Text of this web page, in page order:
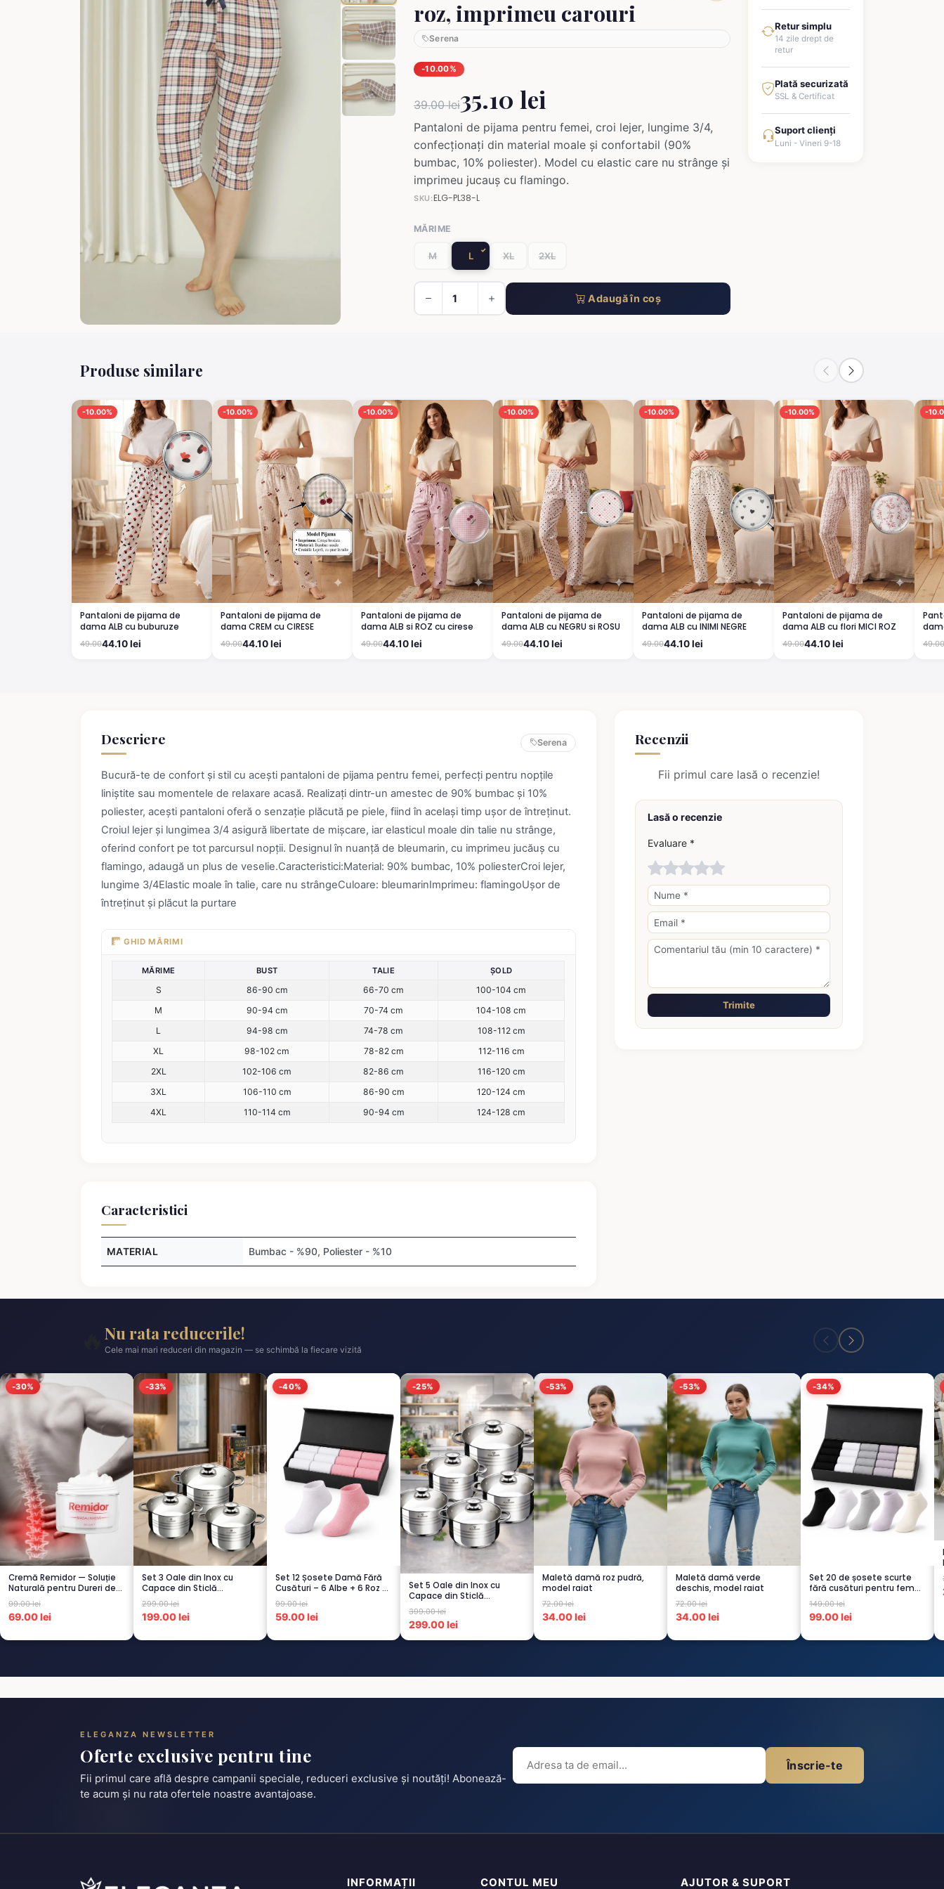
roz, imprimeu carouri
Serena
-10.00%
39.00 lei35.10 lei
Pantaloni de pijama pentru femei, croi lejer, lungime 3/4,
confecționați din material moale și confortabil (90%
bumbac, 10% poliester). Model cu elastic care nu strânge și
imprimeu jucauș cu flamingo.
SKU:ELG-PL38-L
MĂRIME
M L XL 2XL
Adaugă în coș
Retur simplu
14 zile drept de
retur
Plată securizată
SSL & Certificat
Suport clienți
Luni - Vineri 9-18
Produse similare
-10.00%
Pantaloni de pijama de
dama ALB cu buburuze
49.0044.10 lei
-10.00%
Pantaloni de pijama de
dama CREM cu CIRESE
49.0044.10 lei
-10.00%
Pantaloni de pijama de
dama ALB si ROZ cu cirese
49.0044.10 lei
-10.00%
Pantaloni de pijama de
dama ALB cu NEGRU si ROSU
49.0044.10 lei
-10.00%
Pantaloni de pijama de
dama ALB cu INIMI NEGRE
49.0044.10 lei
-10.00%
Pantaloni de pijama de
dama ALB cu flori MICI ROZ
49.0044.10 lei
-
49.00
Descriere Serena
Bucură-te de confort și stil cu acești pantaloni de pijama pentru femei, perfecți pentru nopțile
liniștite sau momentele de relaxare acasă. Realizați dintr-un amestec de 90% bumbac și 10%
poliester, acești pantaloni oferă o senzație plăcută pe piele, fiind în același timp ușor de întreținut.
Croiul lejer și lungimea 3/4 asigură libertate de mișcare, iar elasticul moale din talie nu strânge,
oferind confort pe tot parcursul nopții. Designul în nuanță de bleumarin, cu imprimeu jucăuș cu
flamingo, adaugă un plus de veselie.Caracteristici:Material: 90% bumbac, 10% poliesterCroi lejer,
lungime 3/4Elastic moale în talie, care nu strângeCuloare: bleumarinImprimeu: flamingoUșor de
întreținut și plăcut la purtare
GHID MĂRIMI
MĂRIME BUST TALIE ȘOLD
S 86-90 cm 66-70 cm
100-104 cm
M
90-94 cm 70-74 cm
104-108 cm
L
94-98 cm 74-78 cm
108-112 cm
XL
98-102 cm 78-82 cm
112-116 cm
2XL
102-106 cm 82-86 cm
116-120 cm
3XL
106-110 cm 86-90 cm
120-124 cm
4XL
110-114 cm 90-94 cm 124-128 cm
Caracteristici
MATERIAL Bumbac - %90, Poliester - %10
Recenzii
Fii primul care lasă o recenzie!
Lasă o recenzie
Evaluare *
Trimite
Nu rata reducerile!
Cele mai mari reduceri din magazin — se schimbă la fiecare vizită
-30%
Cremă Remidor — Soluție
Naturală pentru Dureri de
Spate...
99.00 lei
69.00 lei
-33%
Set 3 Oale din Inox cu
Capace din Sticlă
Termorezistent...
299.00 lei
199.00 lei
-40%
Set 12 Șosete Damă Fără
Cusături – 6 Albe + 6 Roz –
Scu...
99.00 lei
59.00 lei
-25%
Set 5 Oale din Inox cu
Capace din Sticlă
Termorezistent...
399.00 lei
299.00 lei
-53%
Maletă damă roz pudră,
model raiat
72.00 lei
34.00 lei
-53%
Maletă damă verde
deschis, model raiat
72.00 lei
34.00 lei
-34%
Set 20 de șosete scurte
fără cusături pentru femei
– 5...
149.00 lei
99.00 lei
ELEGANZA NEWSLETTER
Oferte exclusive pentru tine
Fii primul care află despre campanii speciale, reduceri exclusive și noutăți! Abonează-
te acum și nu rata ofertele noastre avantajoase.
Înscrie-te
INFORMAȚII CONTUL MEU AJUTOR & SUPORT